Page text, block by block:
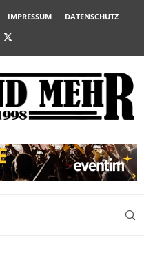
IMPRESSUM DATENSCHUTZ